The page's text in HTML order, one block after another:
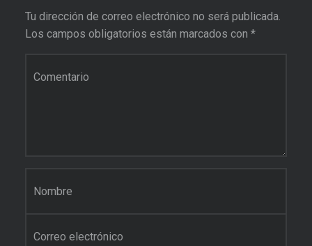
Tu dirección de correo electrónico no será publicada.
Los campos obligatorios están marcados con *